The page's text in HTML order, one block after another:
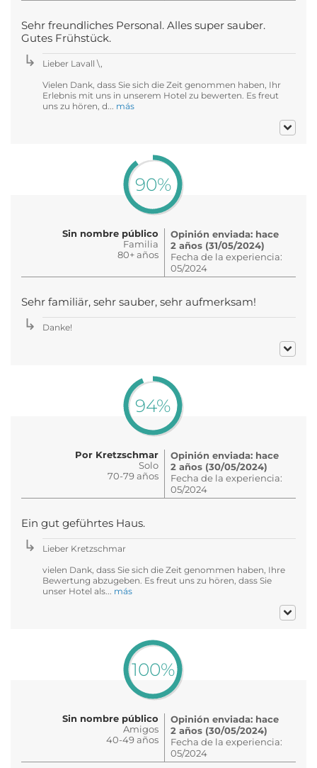
Sehr freundliches Personal. Alles super sauber.
Gutes Frühstück.
Lieber Lavall \,
Vielen Dank, dass Sie sich die Zeit genommen haben, Ihr
Erlebnis mit uns in unserem Hotel zu bewerten. Es freut
uns zu hören, d... más
90%
Sin nombre público
Familia
80+ años
Opinión enviada: hace
2 años (31/05/2024)
Fecha de la experiencia:
05/2024
Sehr familiär, sehr sauber, sehr aufmerksam!
Danke!
94%
Por Kretzschmar
Solo
70-79 años
Opinión enviada: hace
2 años (30/05/2024)
Fecha de la experiencia:
05/2024
Ein gut geführtes Haus.
Lieber Kretzschmar
vielen Dank, dass Sie sich die Zeit genommen haben, Ihre
Bewertung abzugeben. Es freut uns zu hören, dass Sie
unser Hotel als... más
100%
Sin nombre público
Amigos
40-49 años
Opinión enviada: hace
2 años (30/05/2024)
Fecha de la experiencia:
05/2024